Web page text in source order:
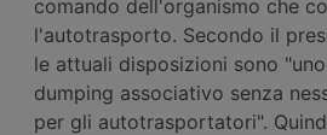
comando dell'organismo che
l'autotrasporto. Secondo il
le attuali disposizioni sono
dumping associativo senza
per gli autotrasportatori".